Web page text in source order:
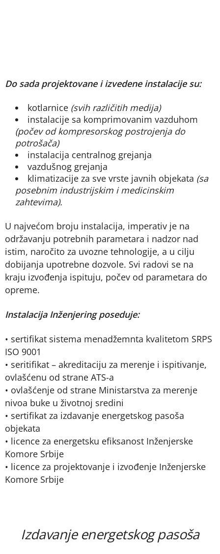
Do sada projektovane i izvedene instalacije su:
kotlarnice (svih različitih medija)
instalacije sa komprimovanim vazduhom
(počev od kompresorskog postrojenja do
potrošača)
instalacija centralnog grejanja
vazdušnog grejanja
klimatizacije za sve vrste javnih objekata (sa
posebnim industrijskim i medicinskim
zahtevima).
U najvećom broju instalacija, imperativ je na
održavanju potrebnih parametara i nadzor nad
istim, naročito za uvozne tehnologije, a u cilju
dobijanja upotrebne dozvole. Svi radovi se na
kraju izvođenja ispituju, počev od parametara do
opreme.
Instalacija Inženjering poseduje:
• sertifikat sistema menadžemnta kvalitetom SRPS
ISO 9001
• seritifikat – akreditaciju za merenje i ispitivanje,
ovlašćenu od strane ATS-a
• ovlašćenje od strane Ministarstva za merenje
nivoa buke u životnoj sredini
• sertifikat za izdavanje energetskog pasoša
objekata
• licence za energetsku efiksanost Inženjerske
Komore Srbije
• licence za projektovanje i izvođenje Inženjerske
Komore Srbije
Izdavanje energetskog pasoša